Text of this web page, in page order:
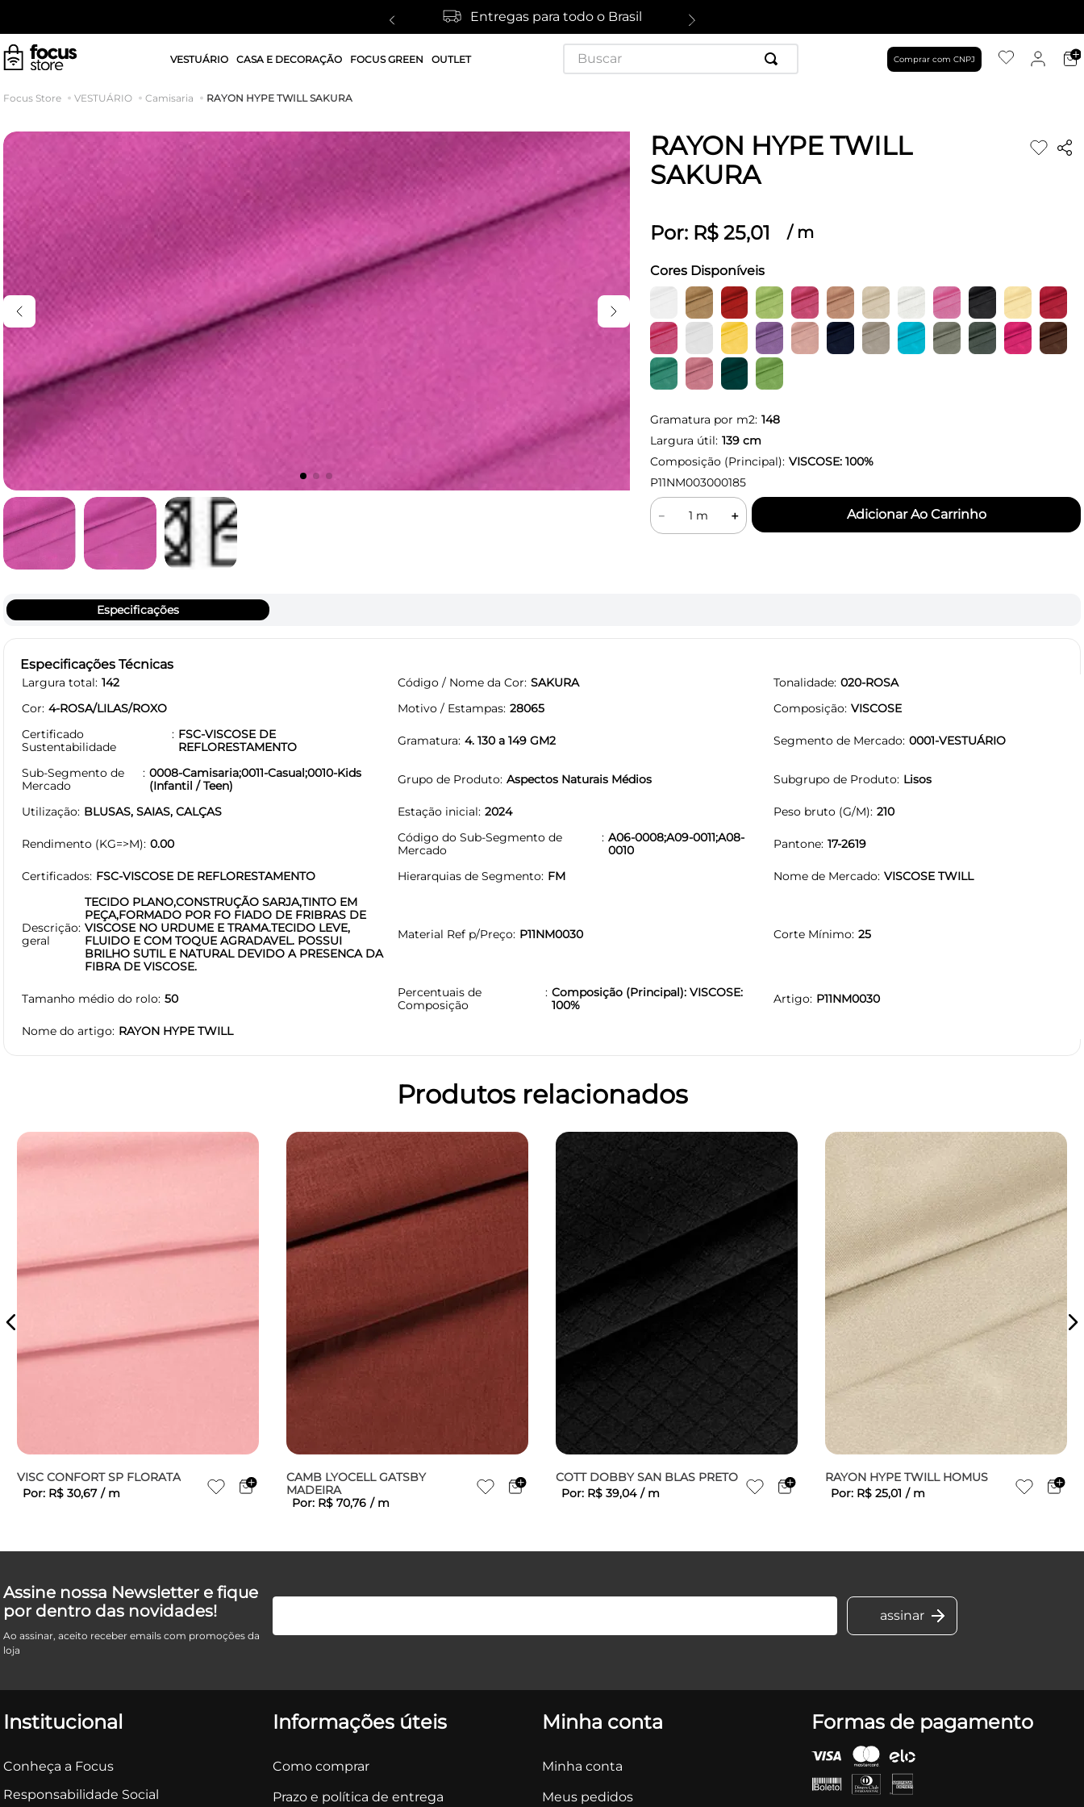
Entregas para todo o Brasil
VESTUÁRIO CASA E DECORAÇÃO FOCUS GREEN OUTLET
Buscar
Comprar com CNPJ
VESTUÁRIO Camisaria RAYON HYPE TWILL SAKURA
RAYON HYPE TWILL
SAKURA
Por: R$ 25,01 / m
Cores Disponíveis
Gramatura por m2: 148
Largura útil: 139cm
Composição (Principal): VISCOSE: 100%
P11NM003000185
＋
－
Especificações
Especificações Técnicas
Largura total 142 Código / Nome da Cor SAKURA Tonalidade 020-ROSA
Cor 4-ROSA/LILAS/ROXO Motivo / Estampas 28065 Composição VISCOSE
Certificado
Sustentabilidade
FSC-VISCOSE DE
REFLORESTAMENTO
Gramatura 4. 130 a 149 GM2 Segmento de Mercado 0001-VESTUÁRIO
Sub-Segmento de
Mercado
0008-Camisaria;0011-Casual;0010-Kids
(Infantil / Teen)
Grupo de Produto Aspectos Naturais Médios Subgrupo de Produto Lisos
Utilização BLUSAS, SAIAS, CALÇAS Estação inicial 2024 Peso bruto (G/M) 210
Rendimento (KG=>M) 0.00
Código do Sub-Segmento de
Mercado
A06-0008;A09-0011;A08-
0010
Pantone 17-2619
Certificados FSC-VISCOSE DE REFLORESTAMENTO Hierarquias de Segmento FM Nome de Mercado VISCOSE TWILL
Descrição
geral
TECIDO PLANO,CONSTRUÇÃO SARJA,TINTO EM
PEÇA,FORMADO POR FO FIADO DE FRIBRAS DE
VISCOSE NO URDUME E TRAMA.TECIDO LEVE,
FLUIDO E COM TOQUE AGRADAVEL. POSSUI
BRILHO SUTIL E NATURAL DEVIDO A PRESENCA DA
FIBRA DE VISCOSE.
Material Ref p/Preço P11NM0030 Corte Mínimo 25
Tamanho médio do rolo 50
Percentuais de
Composição
Composição (Principal): VISCOSE:
100%
Artigo P11NM0030
Nome do artigo RAYON HYPE TWILL
Produtos relacionados
VISC CONFORT SP FLORATA
Por: R$ 30,67 / m
CAMB LYOCELL GATSBY
MADEIRA
Por: R$ 70,76 / m
COTT DOBBY SAN BLAS PRETO
Por: R$ 39,04 / m
RAYON HYPE TWILL HOMUS
Por: R$ 25,01 / m
Assine nossa Newsletter e fique
por dentro das novidades!
Ao assinar, aceito receber emails com promoções da
loja
Institucional
Conheça a Focus
Responsabilidade Social
Informações úteis
Como comprar
Prazo e política de entrega
Minha conta
Minha conta
Meus pedidos
Formas de pagamento